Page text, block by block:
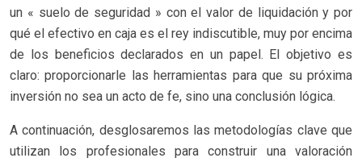
un « suelo de seguridad » con el valor de liquidación y por
qué el efectivo en caja es el rey indiscutible, muy por encima
de los beneficios declarados en un papel. El objetivo es
claro: proporcionarle las herramientas para que su próxima
inversión no sea un acto de fe, sino una conclusión lógica.
A continuación, desglosaremos las metodologías clave que
utilizan los profesionales para construir una valoración